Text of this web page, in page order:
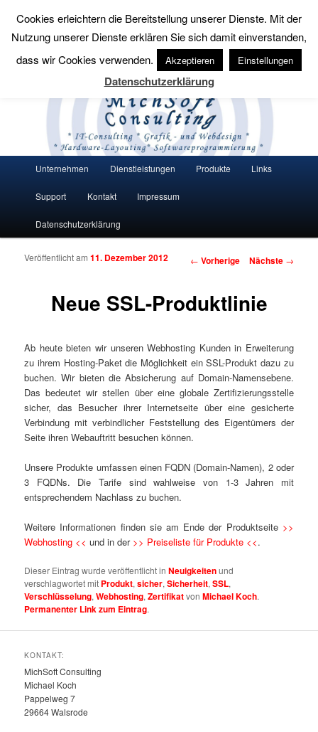
MichSoft Consulting
Wir bringen Lösungen auf den Punkt.
Suchen
Zum Inhalt wechseln
Zum sekundären Inhalt wechseln
Unternehmen Dienstleistungen Produkte Links
Support Kontakt Impressum
Datenschutzerklärung
Artikelnavigation
← Vorherige Nächste →
Neue SSL-Produktlinie
Veröffentlicht am11. Dezember 2012
Ab heute bieten wir unseren Webhosting Kunden in Erweiterung
zu ihrem Hosting-Paket die Möglichkeit ein SSL-Produkt dazu zu
buchen. Wir bieten die Absicherung auf Domain-Namensebene.
Das bedeutet wir stellen über eine globale Zertifizierungsstelle
sicher, das Besucher ihrer Internetseite über eine gesicherte
Verbindung mit verbindlicher Feststellung des Eigentümers der
Seite ihren Webauftritt besuchen können.
Unsere Produkte umfassen einen FQDN (Domain-Namen), 2 oder
3 FQDNs. Die Tarife sind wahlweise von 1-3 Jahren mit
entsprechendem Nachlass zu buchen.
Weitere Informationen finden sie am Ende der Produktseite >>
Webhosting << und in der >> Preiseliste für Produkte <<.
Dieser Eintrag wurde veröffentlicht inNeuigkeitenund
verschlagwortet mit Produkt,sicher,Sicherheit,SSL,
Verschlüsselung,Webhosting,ZertifikatvonMichael Koch.
Permanenter Link zum Eintrag.
KONTAKT:
MichSoft Consulting
Michael Koch
Pappelweg 7
29664 Walsrode
Cookies erleichtern die Bereitstellung unserer Dienste. Mit der
Nutzung unserer Dienste erklären Sie sich damit einverstanden,
dass wir Cookies verwenden.
Akzeptieren Einstellungen
Datenschutzerklärung